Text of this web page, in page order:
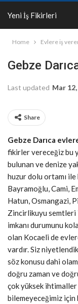
Yeni İş Fikirleri
Home Evlere iş
Gebze
Last updated Mar
Share
Gebze Darıca
fikirler vereceğiz bu
bulunan ve denize
huzur dolu ortamı ile
Bayramoğlu, Cami,
Hatun, Osmangazi,
Zincirlikuyu semtleri
imkanı durumunu
olan Kocaeli de
vardır. Siz
söz konusu dahi
doğru zaman ve
çok yüksek
bilemeyeceğimiz için